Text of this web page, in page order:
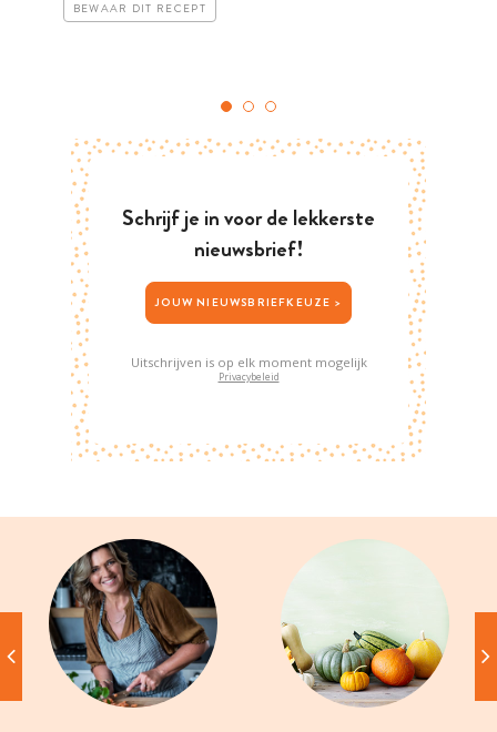
BEWAAR DIT RECEPT
Schrijf je in voor de lekkerste
nieuwsbrief!
JOUW NIEUWSBRIEFKEUZE >
Uitschrijven is op elk moment mogelijk
Privacybeleid